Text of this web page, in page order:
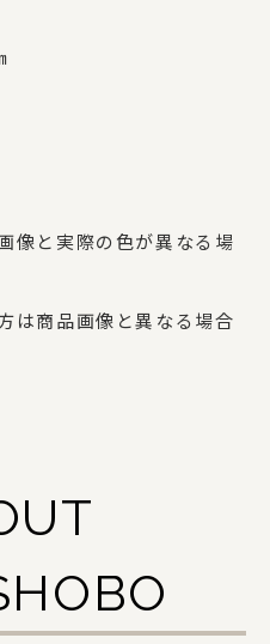
像と実際の色が異なる場
は商品画像と異なる場合